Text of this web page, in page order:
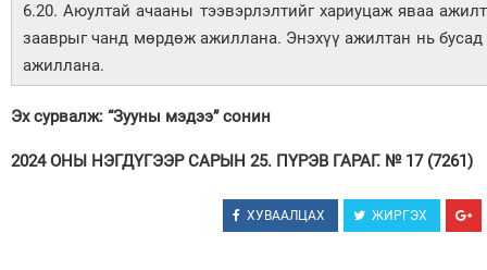
6.20. Аюултай ачааны тээвэрлэлтийг хариуцаж яваа
зааврыг чанд мөрдөж ажиллана. Энэхүү ажилтан нь
ажиллана.
Эх сурвалж: “Зууны мэдээ” сонин
2024 ОНЫ НЭГДҮГЭЭР САРЫН 25. ПҮРЭВ ГАРАГ. № 17 (7261)
ХУВААЛЦАХ ЖИРГЭХ